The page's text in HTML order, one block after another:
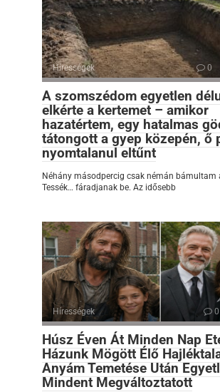
Hírességek 0
A szomszédom egyetlen
elkérte a kertemet – amikor
hazatértem, egy hatalmas
tátongott a gyep közepén, ő
nyomtalanul eltűnt
Néhány másodpercig csak némán bámultam
Tessék… fáradjanak be. Az idősebb
Hírességek 0
Húsz Éven Át Minden Nap
Házunk Mögött Élő
Anyám Temetése Után
Mindent Megváltoztatott